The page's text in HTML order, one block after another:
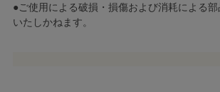
●ご使用による破損・損傷および消耗による
いたしかねます。